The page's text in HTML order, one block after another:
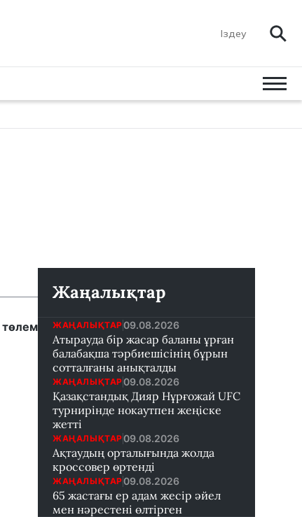
төлем
Жаңалықтар
ЖАҢАЛЫҚТАР 09.08.2026
Атырауда бір жасар баланы ұрған
балабақша тәрбиешісінің бұрын
сотталғаны анықталды
ЖАҢАЛЫҚТАР 09.08.2026
Қазақстандық Дияр Нұрғожай UFC
турнирінде нокаутпен жеңіске
жетті
ЖАҢАЛЫҚТАР 09.08.2026
Ақтаудың орталығында жолда
кроссовер өртенді
ЖАҢАЛЫҚТАР 09.08.2026
65 жастағы ер адам жесір әйел
мен нәрестені өлтірген